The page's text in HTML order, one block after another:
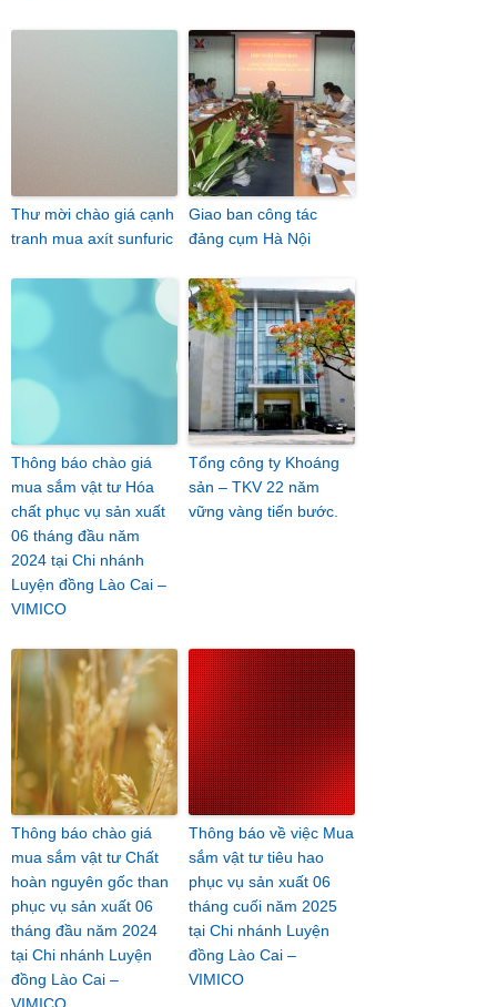
Thư mời chào giá cạnh
tranh mua axít sunfuric
Giao ban công tác
đảng cụm Hà Nội
Thông báo chào giá
mua sắm vật tư Hóa
chất phục vụ sản xuất
06 tháng đầu năm
2024 tại Chi nhánh
Luyện đồng Lào Cai –
VIMICO
Tổng công ty Khoáng
sản – TKV 22 năm
vững vàng tiến bước.
Thông báo chào giá
mua sắm vật tư Chất
hoàn nguyên gốc than
phục vụ sản xuất 06
tháng đầu năm 2024
tại Chi nhánh Luyện
đồng Lào Cai –
Thông báo về việc Mua
sắm vật tư tiêu hao
phục vụ sản xuất 06
tháng cuối năm 2025
tại Chi nhánh Luyện
đồng Lào Cai –
VIMICO